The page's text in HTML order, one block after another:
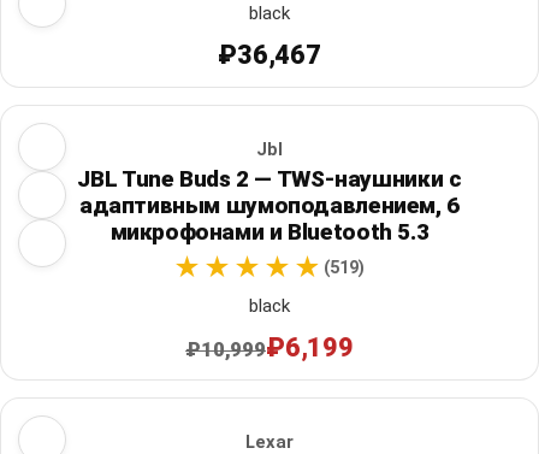
black
₽36,467
Jbl
JBL Tune Buds 2 — TWS-наушники с
адаптивным шумоподавлением, 6
микрофонами и Bluetooth 5.3
(519)
black
₽10,999₽6,199
Lexar